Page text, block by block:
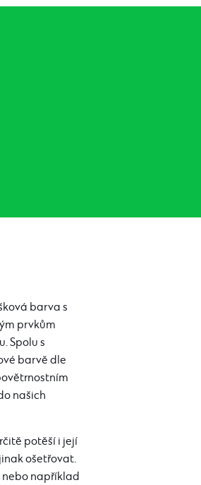
barva s
prvkům
Spolu s
barvě dle
našich
potěší i její
ošetřovat.
například